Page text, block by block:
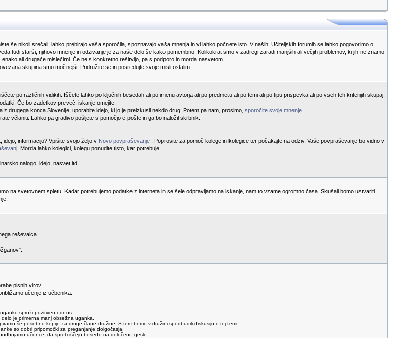
še nikoli srečali, lahko prebirajo vaša sporočila, spoznavajo vaša mnenja in vi lahko počnete isto. V naših, Učiteljskih forumih se lahko pogovorimo o
tudi starši, njihovo mnenje in odzivanje je za naše delo še kako pomembno. Kolikokrat smo v zadregi zaradi manjših ali večjih problemov, ki jih ne znamo
ali drugače mislečimi. Če ne s konkretno rešitvijo, pa s podporo in morda nasvetom.
skupina smo močnejši! Pridružite se in posredujte svoje misli ostalim.
po različnih vidikih. Iščete lahko po ključnih besedah ali po imenu avtorja ali po predmetu ali po temi ali po tipu prispevka ali po vseh teh kriterijih skupaj.
Če bo zadetkov preveč, iskanje omejite.
drugega konca Slovenije, uporabite idejo, ki jo je preizkusil nekdo drug. Potem pa nam, prosimo, sporočite svoje mnenje
včlaniti. Lahko pa gradivo pošljete s pomočjo e-pošte in ga bo naložil skrbnik.
idejo, informacijo? Vpišite svojo željo v Novo povpraševanje
. Poprosite za pomoč kolege in kolegice ter počakajte na odziv. Vaše povpraševanje bo vidno v
. Morda lahko kolegici, kolegu ponudite tisto, kar potrebuje.
nalogo, idejo, nasvet itd...
na svetovnem spletu. Kadar potrebujemo podatke z interneta in se šele odpravljamo na iskanje, nam to vzame ogromno časa. Skušali bomo ustvariti
reševalca.
pisnih virov.
učenje iz učbenika.
sproži pozitiven odnos.
je primerna manj obsežna uganka.
še posebno kopijo za druge člane družine. S tem bomo v družini spodbudili diskusijo o tej temi.
so dobri pripomočki za preganjanje dolgočasja.
učence, da sproti iščejo besedo na določeno geslo.